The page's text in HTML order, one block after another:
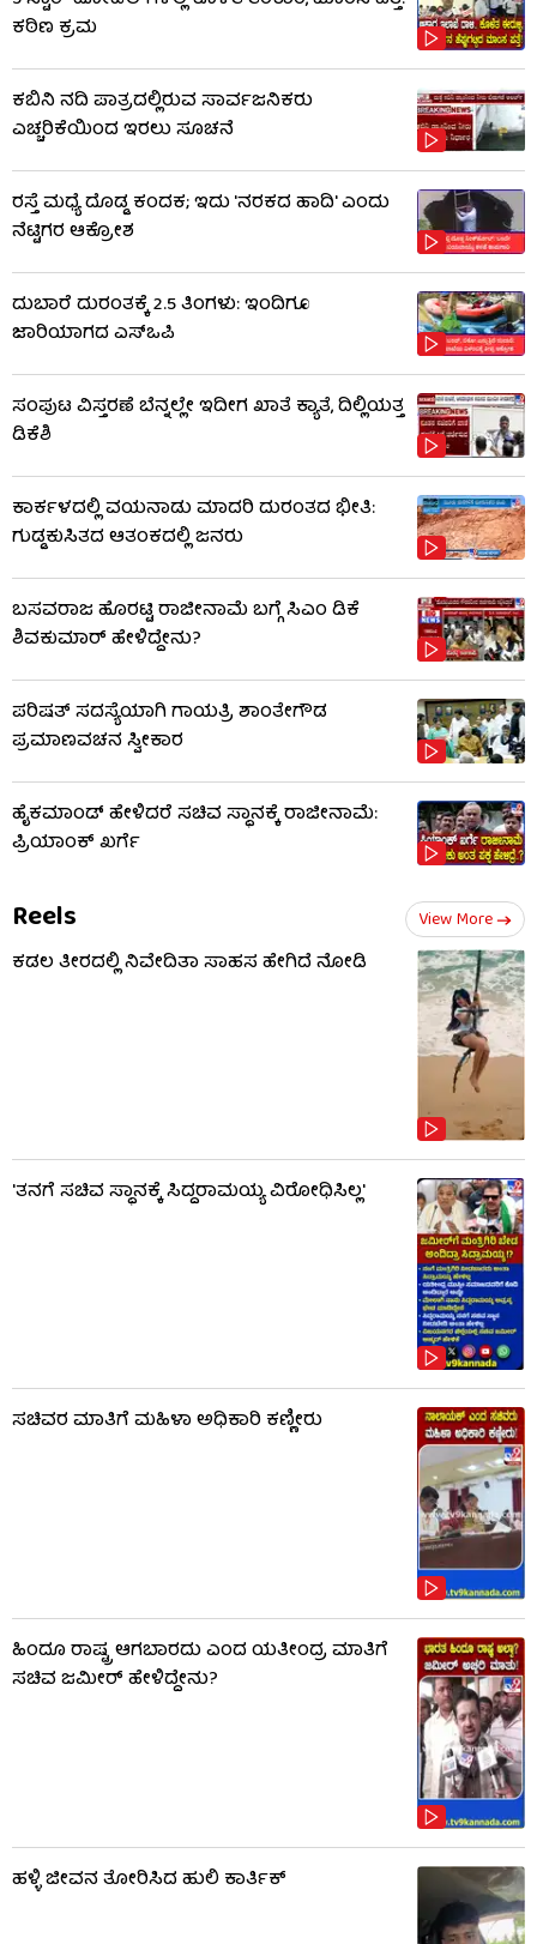
ಕಠಿಣ ಕ್ರಮ
ಕಬಿನಿ ನದಿ ಪಾತ್ರದಲ್ಲಿರುವ ಸಾರ್ವಜನಿಕರು
ಎಚ್ಚರಿಕೆಯಿಂದ ಇರಲು ಸೂಚನೆ
ರಸ್ತೆ ಮಧ್ಯೆ ದೊಡ್ಡ ಕಂದಕ; ಇದು 'ನರಕದ ಹಾದಿ' ಎಂದು
ನೆಟ್ಟಿಗರ ಆಕ್ರೋಶ
ದುಬಾರೆ ದುರಂತಕ್ಕೆ 2.5 ತಿಂಗಳು: ಇಂದಿಗೂ
ಜಾರಿಯಾಗದ ಎಸ್‌ಒಪಿ
ಸಂಪುಟ ವಿಸ್ತರಣೆ ಬೆನ್ನಲ್ಲೇ ಇದೀಗ ಖಾತೆ ಕ್ಯಾತೆ, ದಿಲ್ಲಿಯತ್ತ
ಡಿಕೆಶಿ
ಕಾರ್ಕಳದಲ್ಲಿ ವಯನಾಡು ಮಾದರಿ ದುರಂತದ ಭೀತಿ:
ಗುಡ್ಡಕುಸಿತದ ಆತಂಕದಲ್ಲಿ ಜನರು
ಬಸವರಾಜ ಹೊರಟ್ಟಿ ರಾಜೀನಾಮೆ ಬಗ್ಗೆ ಸಿಎಂ ಡಿಕೆ
ಶಿವಕುಮಾರ್ ಹೇಳಿದ್ದೇನು?
ಪರಿಷತ್ ಸದಸ್ಯೆಯಾಗಿ ಗಾಯತ್ರಿ ಶಾಂತೇಗೌಡ
ಪ್ರಮಾಣವಚನ ಸ್ವೀಕಾರ
ಹೈಕಮಾಂಡ್​​ ಹೇಳಿದರೆ ಸಚಿವ ಸ್ಥಾನಕ್ಕೆ ರಾಜೀನಾಮೆ:
ಪ್ರಿಯಾಂಕ್​​ ಖರ್ಗೆ
Reels View More
ಕಡಲ ತೀರದಲ್ಲಿ ನಿವೇದಿತಾ ಸಾಹಸ ಹೇಗಿದೆ ನೋಡಿ
'ತನಗೆ ಸಚಿವ ಸ್ಥಾನಕ್ಕೆ ಸಿದ್ದರಾಮಯ್ಯ ವಿರೋಧಿಸಿಲ್ಲ'
ಸಚಿವರ ಮಾತಿಗೆ ಮಹಿಳಾ ಅಧಿಕಾರಿ ಕಣ್ಣೀರು
ಹಿಂದೂ ರಾಷ್ಟ್ರ ಆಗಬಾರದು ಎಂದ ಯತೀಂದ್ರ ಮಾತಿಗೆ
ಸಚಿವ ಜಮೀರ್ ಹೇಳಿದ್ದೇನು?
ಹಳ್ಳಿ ಜೀವನ ತೋರಿಸಿದ ಹುಲಿ ಕಾರ್ತಿಕ್